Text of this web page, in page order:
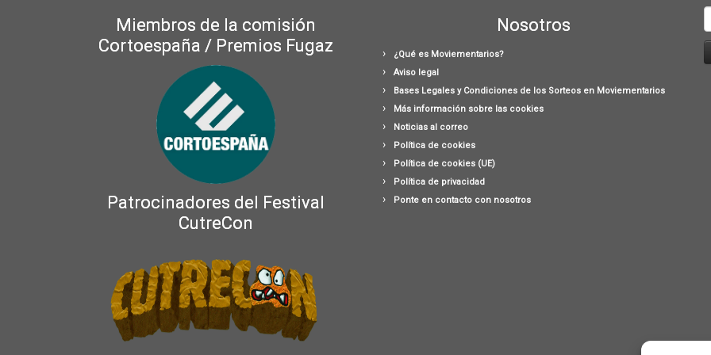
Miembros de la comisión
Cortoespaña / Premios Fugaz
Patrocinadores del Festival
CutreCon
Nosotros
¿Qué es Moviementarios?
Aviso legal
Bases Legales y Condiciones de los Sorteos en Moviementarios
Más información sobre las cookies
Noticias al correo
Política de cookies
Política de cookies (UE)
Política de privacidad
Ponte en contacto con nosotros